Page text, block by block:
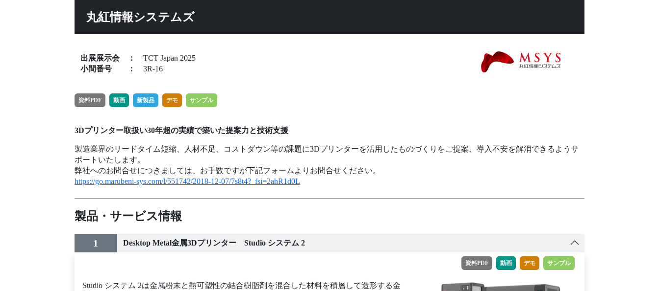
丸紅情報システムズ
出展展示会 ： TCT Japan 2025
小間番号
： 3R-16
資料PDF 動画 新製品 デモ サンプル
3Dプリンター取扱い30年超の実績で築いた提案力と技術支援
製造業界のリードタイム短縮、人材不足、コストダウン等の課題に3Dプリンターを活用したものづくりをご提案、導入不安を解消できるようサ
ポートいたします。
弊社へのお問合せにつきましては、お手数ですが下記フォームよりお問合せください。
https://go.marubeni-sys.com/l/551742/2018-12-07/7s8t4?_fsi=2ahR1d0L
製品・サービス情報
1 Desktop Metal金属3Dプリンター Studio システム 2
資料PDF 動画 デモ サンプル
Studio システム 2は金属粉末と熱可塑性の結合樹脂剤を混合した材料を積層して造形する金